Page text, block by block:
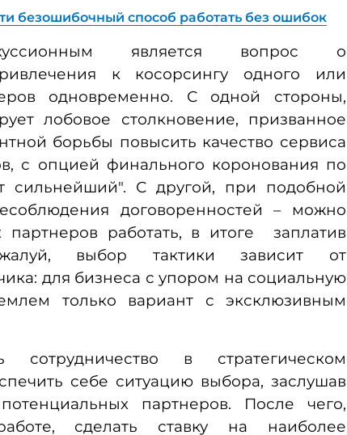
безошибочный способ работать без ошибок
является вопрос о
к косорсингу одного или
одновременно. С одной стороны,
лобовое столкновение, призванное
борьбы повысить качество сервиса
с опцией финального коронования по
сильнейший". С другой, при подобной
договоренностей – можно
партнеров работать, в итоге заплатив
выбор тактики зависит от
для бизнеса с упором на социальную
только вариант с эксклюзивным
сотрудничество в стратегическом
себе ситуацию выбора, заслушав
партнеров. После чего,
сделать ставку на наиболее